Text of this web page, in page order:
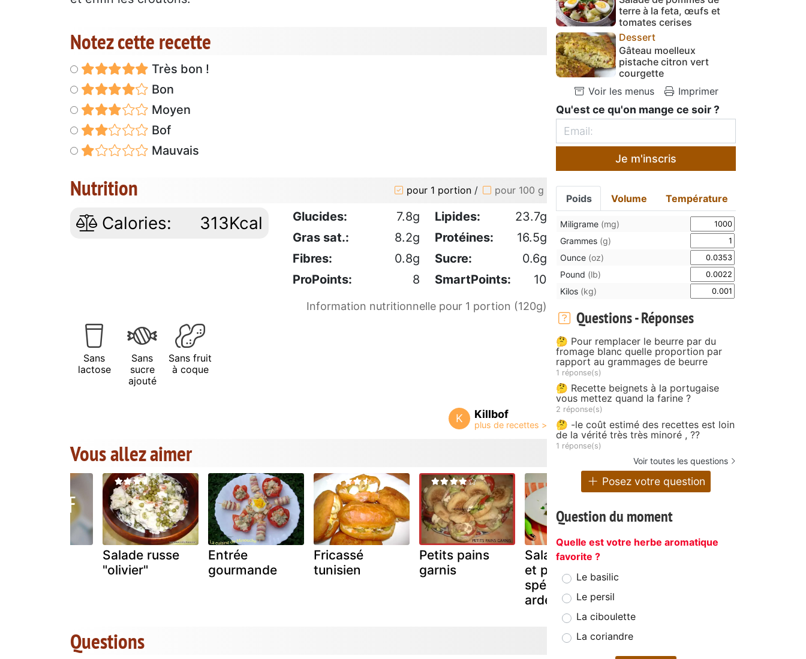
Notez cette recette
Très bon !
Bon
Moyen
Bof
Mauvais
Nutrition pour 1 portion / pour 100 g
Calories: 313Kcal Glucides: 7.8g Lipides:
23.7g
Gras sat.:
8.2g Protéines:
16.5g
Fibres:
0.8g Sucre:
0.6g
ProPoints:
8 SmartPoints: 10
Information nutritionnelle pour 1 portion (120g)
Sans
lactose
Sans
sucre
ajouté
Sans fruit
à coque
K Killbof
Vous allez aimer
Salade russe
"olivier"
Entrée
gourmande
Fricassé
tunisien
Petits pains
garnis
Salade au lard
et pissenlit,
spécialité
ardennaise
Questions
terre à la feta, œufs et
tomates cerises
Dessert
Gâteau moelleux
pistache citron vert
courgette
Voir les menus
Imprimer
Qu'est ce qu'on mange ce soir ?
Je m'inscris
Poids Volume Température
Miligrame (mg)
Grammes (g)
Ounce (oz)
Pound (lb)
Kilos (kg)
Questions - Réponses
🤔 Pour remplacer le beurre par du
fromage blanc quelle proportion par
rapport au grammages de beurre
1 réponse(s)
🤔 Recette beignets à la portugaise
vous mettez quand la farine ?
2 réponse(s)
🤔 -le coût estimé des recettes est loin
de la vérité très très minoré , ??
1 réponse(s)
Voir toutes les questions
Posez votre question
Question du moment
Quelle est votre herbe aromatique
favorite ?
Le basilic
Le persil
La ciboulette
La coriandre